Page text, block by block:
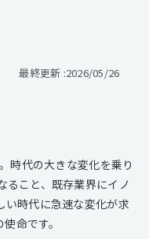
最終更新 :2026/05/26
時代の大きな変化を乗り
ること、既存業界にイノ
い時代に急速な変化が求
命です。